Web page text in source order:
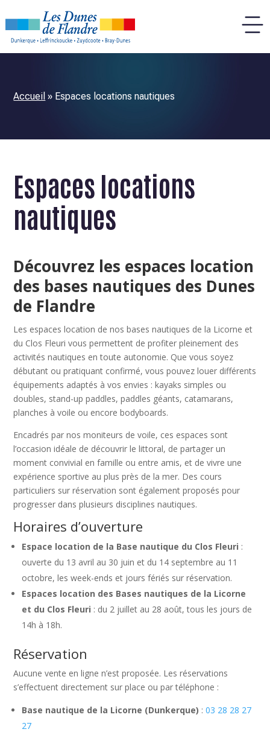
Accueil » Espaces locations nautiques
Espaces locations
nautiques
Découvrez les espaces location
des bases nautiques des Dunes
de Flandre
Les espaces location de nos bases nautiques de la Licorne et
du Clos Fleuri vous permettent de profiter pleinement des
activités nautiques en toute autonomie. Que vous soyez
débutant ou pratiquant confirmé, vous pouvez louer différents
équipements adaptés à vos envies : kayaks simples ou
doubles, stand-up paddles, paddles géants, catamarans,
planches à voile ou encore bodyboards.
Encadrés par nos moniteurs de voile, ces espaces sont
l’occasion idéale de découvrir le littoral, de partager un
moment convivial en famille ou entre amis, et de vivre une
expérience sportive au plus près de la mer. Des cours
particuliers sur réservation sont également proposés pour
progresser dans plusieurs disciplines nautiques.
Horaires d’ouverture
Espace location de la Base nautique du Clos Fleuri :
ouverte du 13 avril au 30 juin et du 14 septembre au 11
octobre, les week-ends et jours fériés sur réservation.
Espaces location des Bases nautiques de la Licorne
et du Clos Fleuri : du 2 juillet au 28 août, tous les jours de
14h à 18h.
Réservation
Aucune vente en ligne n’est proposée. Les réservations
s’effectuent directement sur place ou par téléphone :
Base nautique de la Licorne (Dunkerque) :03 28 28 27
27